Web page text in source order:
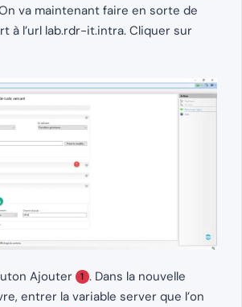
va maintenant faire en sorte de
à l’url lab.rdr-it.intra. Cliquer sur
Ajouter 1 . Dans la nouvelle
entrer la variable server que l’on